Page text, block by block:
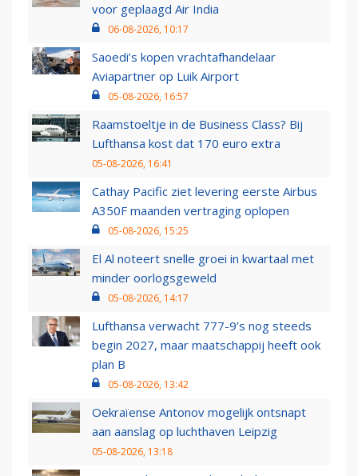
voor geplaagd Air India
06-08-2026, 10:17
Saoedi’s kopen vrachtafhandelaar
Aviapartner op Luik Airport
05-08-2026, 16:57
Raamstoeltje in de Business Class? Bij
Lufthansa kost dat 170 euro extra
05-08-2026, 16:41
Cathay Pacific ziet levering eerste Airbus
A350F maanden vertraging oplopen
05-08-2026, 15:25
El Al noteert snelle groei in kwartaal met
minder oorlogsgeweld
05-08-2026, 14:17
Lufthansa verwacht 777-9’s nog steeds
begin 2027, maar maatschappij heeft ook
plan B
05-08-2026, 13:42
Oekraïense Antonov mogelijk ontsnapt
aan aanslag op luchthaven Leipzig
05-08-2026, 13:18